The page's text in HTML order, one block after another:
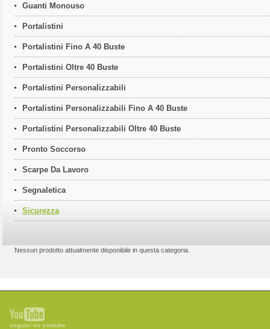
Guanti Monouso
Portalistini
Portalistini Fino A 40 Buste
Portalistini Oltre 40 Buste
Portalistini Personalizzabili
Portalistini Personalizzabili Fino A 40 Buste
Portalistini Personalizzabili Oltre 40 Buste
Pronto Soccorso
Scarpe Da Lavoro
Segnaletica
Sicurezza
Nessun prodotto attualmente disponibile in questa categoria.
seguici su youtube